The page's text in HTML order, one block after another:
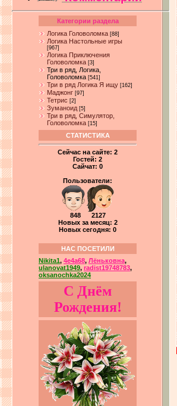
Категории раздела
Логика Головоломка [88]
Логика Настольные игры
[967]
Логика Приключения
Головоломка [3]
Три в ряд, Логика,
Головоломка [541]
Три в ряд Логика Я ищу [162]
Маджонг [97]
Тетрис [2]
Зуманоид [5]
Три в ряд, Симулятор,
Головоломка [15]
СТАТИСТИКА
Сейчас на сайте: 2
Гостей: 2
Сайчат: 0
Пользователи:
848 2127
Новых за месяц: 2
Новых сегодня: 0
НАС ПОСЕТИЛИ
Nikita1, 4e4a68, Лёньковна,
ulanovat1949, radist19748783,
oksanochka2024
С Днём
Рождения!